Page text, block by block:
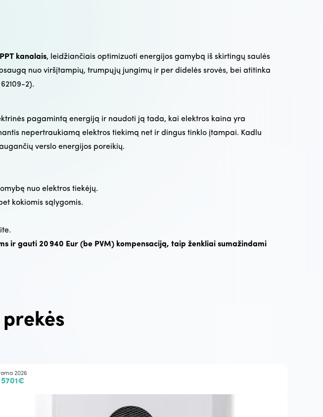
kanalais, leidžiančiais optimizuoti energijos gamybą iš skirtingų saulės
nuo viršįtampių, trumpųjų jungimų ir per didelės srovės, bei atitinka
2).
pagamintą energiją ir naudoti ją tada, kai elektros kaina yra
nepertraukiamą elektros tiekimą net ir dingus tinklo įtampai. Kadlu
verslo energijos poreikių.
nuo elektros tiekėjų.
kokiomis sąlygomis.
ir gauti 20 940 Eur (be PVM) kompensaciją, taip ženkliai sumažindami
2026
5701€